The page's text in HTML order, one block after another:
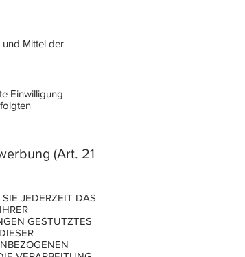
und Mittel der
Einwilligung
(Art. 21
JEDERZEIT DAS
GESTÜTZTES